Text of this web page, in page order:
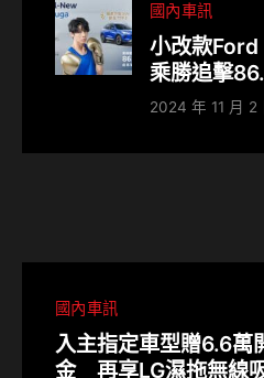
國內車訊
小改款
乘勝追擊
2024 年 11 月 2
國內車訊
入主指定車型贈6.6萬
金 再享LG濕拖無線